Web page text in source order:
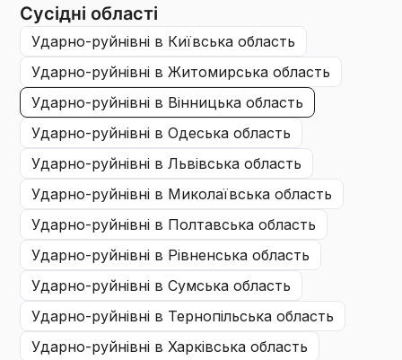
Сусідні області
ударно-руйнівні в Київська область
ударно-руйнівні в Житомирська область
ударно-руйнівні в Вінницька область
ударно-руйнівні в Одеська область
ударно-руйнівні в Львівська область
ударно-руйнівні в Миколаївська область
ударно-руйнівні в Полтавська область
ударно-руйнівні в Рівненська область
ударно-руйнівні в Сумська область
ударно-руйнівні в Тернопільська область
ударно-руйнівні в Харківська область